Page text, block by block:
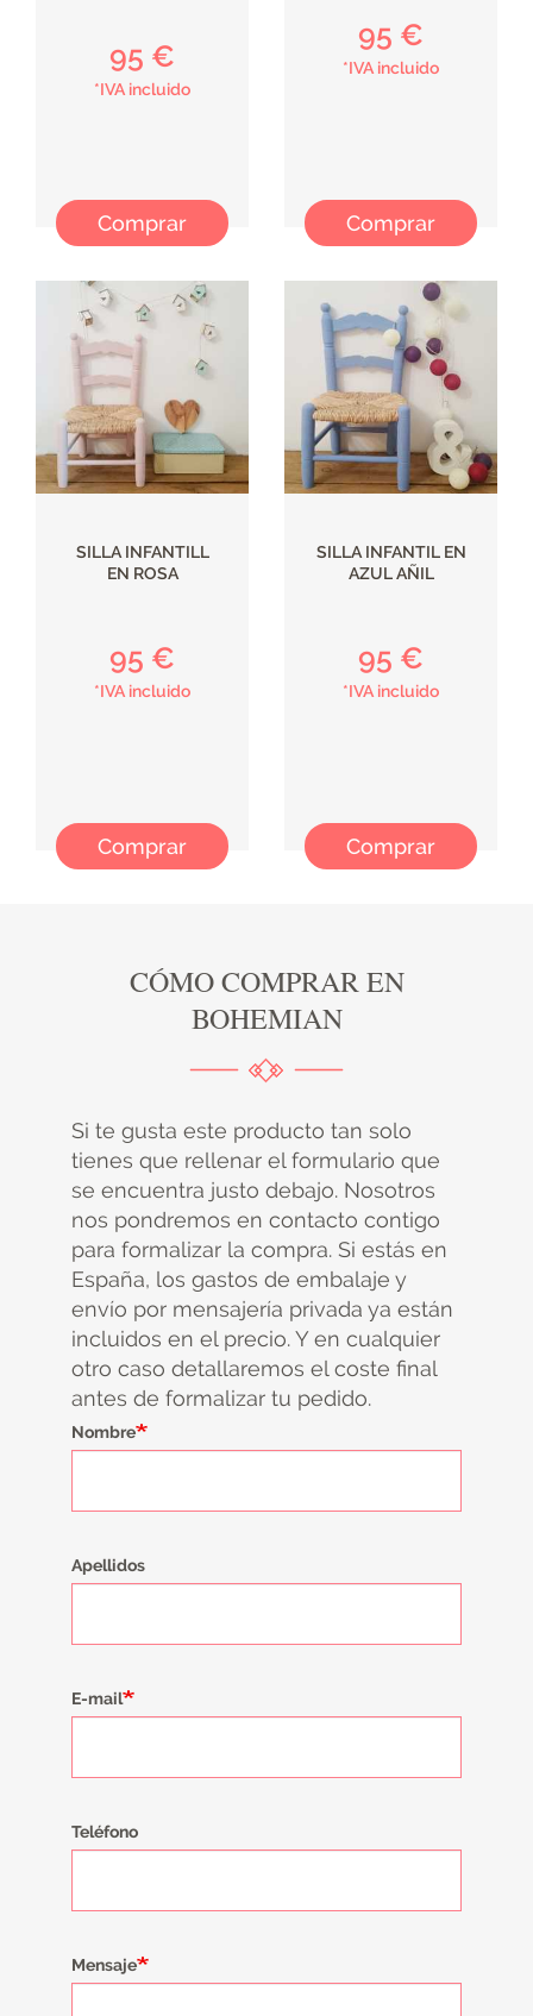
95 €
*IVA incluido
Comprar
95 €
*IVA incluido
Comprar
SILLA INFANTILL
EN ROSA
95 €
*IVA incluido
Comprar
SILLA INFANTIL EN
AZUL AÑIL
95 €
*IVA incluido
Comprar
CÓMO COMPRAR EN
BOHEMIAN
Si te gusta este producto tan solo
tienes que rellenar el formulario que
se encuentra justo debajo. Nosotros
nos pondremos en contacto contigo
para formalizar la compra. Si estás en
España, los gastos de embalaje y
envío por mensajería privada ya están
incluidos en el precio. Y en cualquier
otro caso detallaremos el coste final
antes de formalizar tu pedido.
Nombre
Apellidos
E-mail
Teléfono
Mensaje